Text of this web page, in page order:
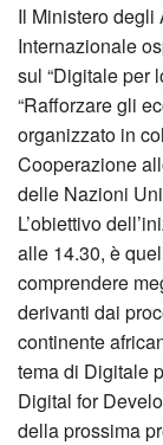
Il Ministero
Internazionale
sul “Digitale per
“Rafforzare gli
organizzato in
Cooperazione
delle Nazioni
L’obiettivo
alle 14.30, è
comprendere
derivanti dai
continente
tema di Digitale
Digital for
della prossima